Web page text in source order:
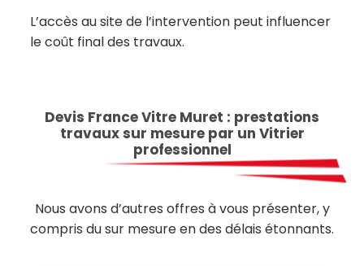
L’accès au site de l’intervention peut influencer
le coût final des travaux.
Devis France Vitre Muret : prestations
travaux sur mesure par un Vitrier
professionnel
Nous avons d’autres offres à vous présenter, y
compris du sur mesure en des délais étonnants.